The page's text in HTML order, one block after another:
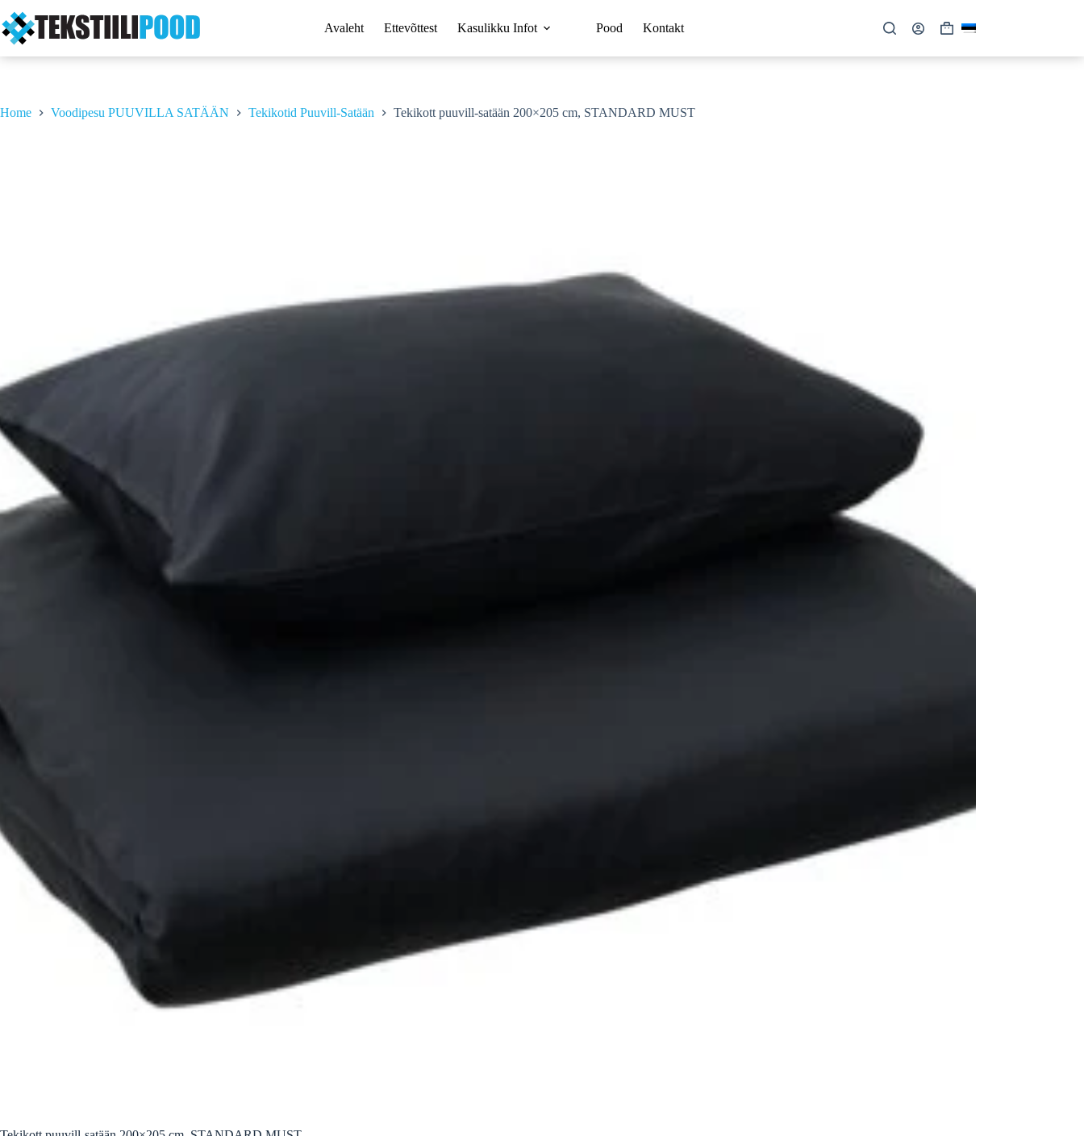
to
content
Avaleht Ettevõttest Kasulikku Infot Pood Kontakt
Shopping
Home Voodipesu PUUVILLA SATÄÄN Tekikotid Puuvill-Satään Tekikott puuvill-satään 200×205 cm, STANDARD MUST